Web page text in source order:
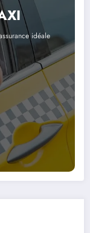
idéale